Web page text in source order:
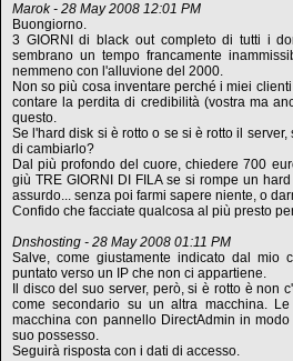
Marok - 28 May 2008 12:01 PM
Buongiorno.
3 GIORNI di black out completo di tutti i
sembrano un tempo francamente
nemmeno con l'alluvione del 2000.
Non so più cosa inventare perché i miei
contare la perdita di credibilità (vostra ma
questo.
Se l'hard disk si è rotto o se si è rotto il
di cambiarlo?
Dal più profondo del cuore, chiedere 700
giù TRE GIORNI DI FILA se si rompe un
assurdo... senza poi farmi sapere niente, o
Confido che facciate qualcosa al più presto
Dnshosting - 28 May 2008 01:11 PM
Salve, come giustamente indicato dal mio
puntato verso un IP che non ci appartiene.
Il disco del suo server, però, si è rotto è non
come secondario su un altra macchina.
macchina con pannello DirectAdmin in
suo possesso.
Seguirà risposta con i dati di accesso.